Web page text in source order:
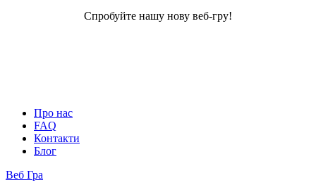
Спробуйте нашу нову веб-гру!
Про нас
FAQ
Контакти
Блог
Веб Гра